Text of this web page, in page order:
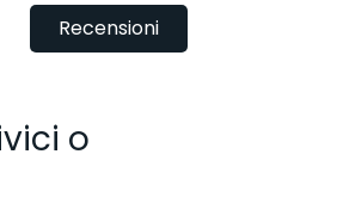
Recensioni